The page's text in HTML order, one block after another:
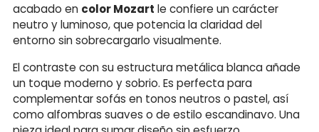
acabado en color Mozart le confiere un carácter
neutro y luminoso, que potencia la claridad del
entorno sin sobrecargarlo visualmente.
El contraste con su estructura metálica blanca añade
un toque moderno y sobrio. Es perfecta para
complementar sofás en tonos neutros o pastel, así
como alfombras suaves o de estilo escandinavo. Una